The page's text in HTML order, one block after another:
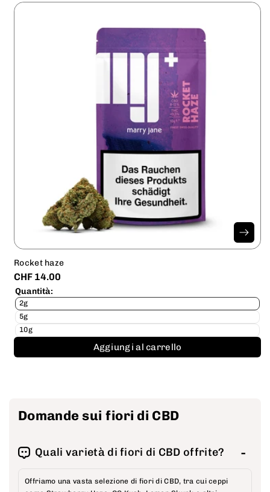
Rocket haze
CHF 14.00
Quantità:
2g
5g
10g
Aggiungi al carrello
Domande sui fiori di CBD
Quali varietà di fiori di CBD offrite?
Offriamo una vasta selezione di fiori di CBD, tra cui ceppi